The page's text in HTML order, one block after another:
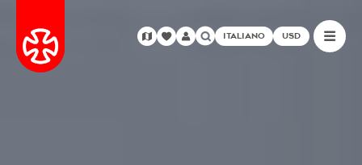
ITALIANO USD